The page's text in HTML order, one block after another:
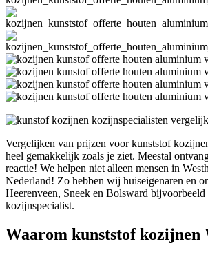
Vergelijken van prijzen voor kunststof
heel gemakkelijk zoals je ziet. Meestal
reactie! We helpen niet alleen mensen in
Nederland! Zo hebben wij huiseigenaren en
Heerenveen, Sneek en Bolsward bijvoorbeeld
kozijnspecialist.
Waarom kunststof kozijnen